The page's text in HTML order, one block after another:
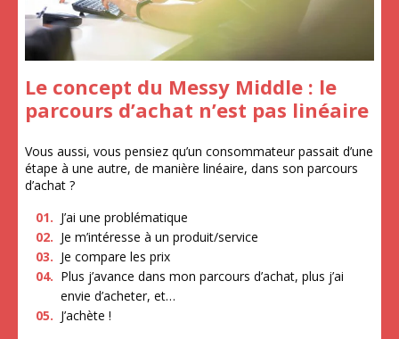
Le concept du Messy Middle : le
parcours d’achat n’est pas linéaire
Vous aussi, vous pensiez qu’un consommateur passait d’une
étape à une autre, de manière linéaire, dans son parcours
d’achat ?
J’ai une problématique
Je m’intéresse à un produit/service
Je compare les prix
Plus j’avance dans mon parcours d’achat, plus j’ai
envie d’acheter, et…
J’achète !